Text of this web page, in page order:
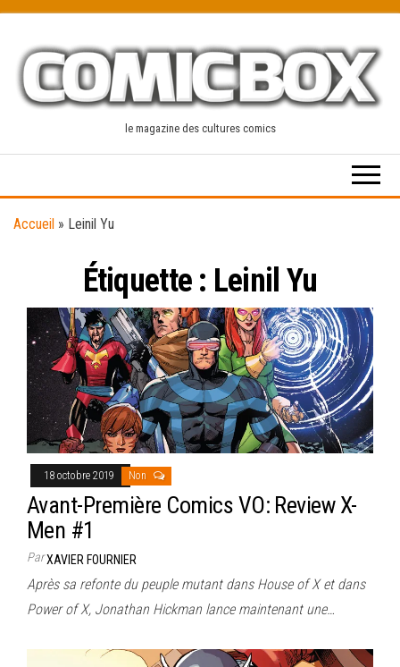
content
le magazine des cultures comics
Accueil » Leinil Yu
Étiquette : Leinil Yu
18 octobre 2019 Non
Avant-Première Comics VO: Review X-
Men #1
ParXAVIER FOURNIER
Après sa refonte du peuple mutant dans House of X et dans
Power of X, Jonathan Hickman lance maintenant une…